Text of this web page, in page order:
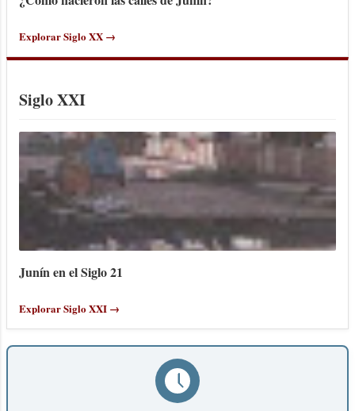
Explorar Siglo XX →
Siglo XXI
Junín en el Siglo 21
Explorar Siglo XXI →